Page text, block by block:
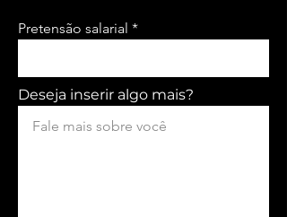
Pretensão salarial
Deseja inserir algo mais?